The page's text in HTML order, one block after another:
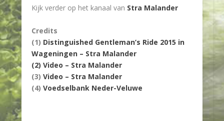
Kijk verder op het kanaal van Stra Malander
Credits
(1) Distinguished Gentleman’s Ride 2015 in
Wageningen – Stra Malander
(2) Video – Stra Malander
(3) Video – Stra Malander
(4) Voedselbank Neder-Veluwe